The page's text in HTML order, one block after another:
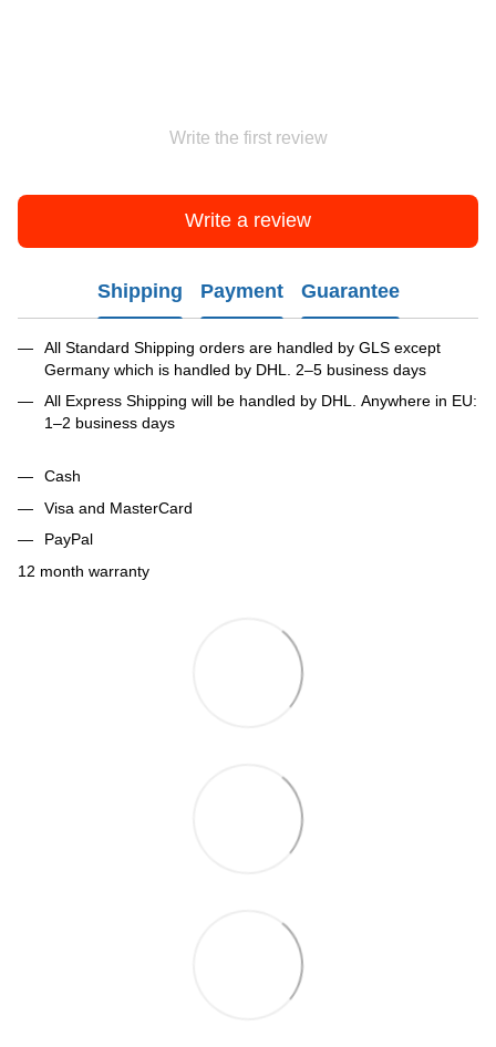
Write the first review
Write a review
Shipping Payment Guarantee
All Standard Shipping orders are handled by GLS except
Germany which is handled by DHL. 2–5 business days
All Express Shipping will be handled by DHL. Anywhere in EU:
1–2 business days
Cash
Visa and MasterCard
PayPal
12 month warranty